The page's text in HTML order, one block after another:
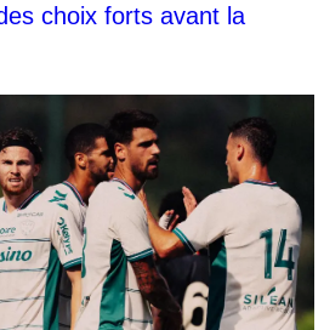
choix forts avant la